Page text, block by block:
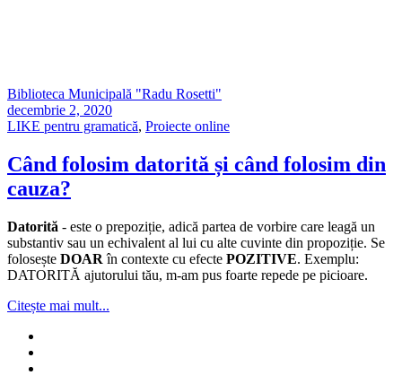
Biblioteca Municipală "Radu Rosetti"
decembrie 2, 2020
LIKE pentru gramatică, Proiecte online
Când folosim datorită și când folosim din
cauza?
Datorită - este o prepoziție, adică partea de vorbire care leagă un
substantiv sau un echivalent al lui cu alte cuvinte din propoziție. Se
folosește DOAR în contexte cu efecte POZITIVE. Exemplu:
DATORITĂ ajutorului tău, m-am pus foarte repede pe picioare.
Citește mai mult...